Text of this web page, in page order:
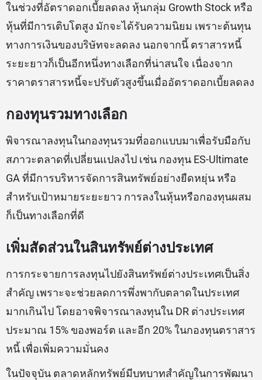
ในช่วงที่อัตราดอกเบี้ยลดลง หุ้นกลุ่ม Growth Stock หรือ
หุ้นที่มีการเติบโตสูง มักจะได้รับความนิยม เพราะต้นทุน
ทางการเงินของบริษัทจะลดลง นอกจากนี้ ตราสารหนี้
ระยะยาวก็เป็นอีกหนึ่งทางเลือกที่น่าสนใจ เนื่องจาก
ราคาตราสารหนี้จะปรับตัวสูงขึ้นเมื่ออัตราดอกเบี้ยลดลง
กองทุนรวมทางเลือก
พิจารณาลงทุนในกองทุนรวมที่ออกแบบมาเพื่อรับมือกับ
สภาวะตลาดที่เปลี่ยนแปลงไป เช่น กองทุน ES-Ultimate
GA ที่มีการบริหารจัดการสินทรัพย์อย่างยืดหยุ่น หรือ
สำหรับเป้าหมายระยะยาว การลงในหุ้นหรือกองทุนผสม
ก็เป็นทางเลือกที่ดี
เพิ่มสัดส่วนในสินทรัพย์ต่างประเทศ
การกระจายการลงทุนไปยังสินทรัพย์ต่างประเทศเป็นสิ่ง
สำคัญ เพราะจะช่วยลดการพึ่งพากับตลาดในประเทศ
มากเกินไป โดยอาจพิจารณาลงทุนใน DR ต่างประเทศ
ประมาณ 15% ของพอร์ต และอีก 20% ในกองทุนตราสาร
หนี้ เพื่อเพิ่มความมั่นคง
ในปัจจุบัน ตลาดหลักทรัพย์มีบทบาทสำคัญในการพัฒนา